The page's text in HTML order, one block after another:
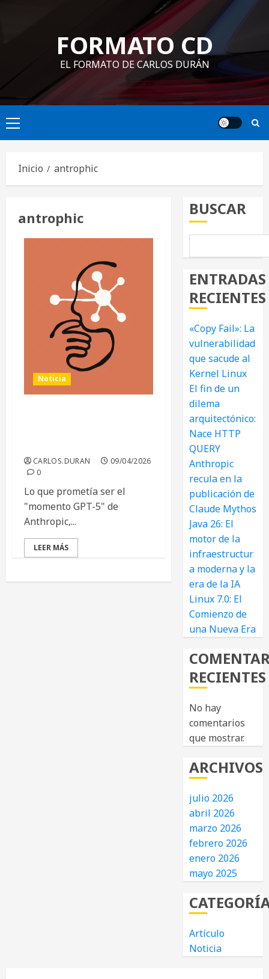
FORMATO CD
EL FORMATO DE CARLOS DURÁN
Menú
principal
Inicio antrophic
antrophic
Noticia
CARLOS.DURAN
09/04/2026
0
Lo que prometía ser el
"momento GPT-5" de
Anthropic,...
LEER MÁS
BUSCAR
ENTRADAS
RECIENTES
«Copy Fail»: La
vulnerabilidad
que sacude al
Kernel Linux
El fin de un
dilema
arquitectónico:
Nace HTTP
QUERY
Anthropic
recula en la
publicación de
Claude Mythos
Java 26: El
motor de la
infraestructur
a moderna y la
era de la IA
Linux 7.0: El
Comienzo de
una Nueva Era
RECIENTES
No hay
comentarios
que mostrar.
ARCHIVOS
julio 2026
abril 2026
marzo 2026
febrero 2026
enero 2026
mayo 2025
Artículo
Noticia